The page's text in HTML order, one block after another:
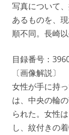
写真について
あるものを、
順不同。長崎
目録番号：
〔画像解説〕
女性が手に持
は、中央の輪
られた。女性
し、紋付きの